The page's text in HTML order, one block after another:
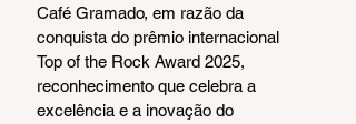
Café Gramado, em razão da
conquista do prêmio internacional
Top of the Rock Award 2025,
reconhecimento que celebra a
excelência e a inovação do